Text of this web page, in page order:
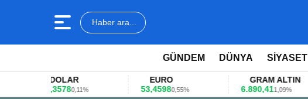
Haber ara...
GÜNDEM DÜNYA SİYASET
DOLAR
0,11%
EURO
53,45980,55%
GRAM ALTIN
6.890,411,09%